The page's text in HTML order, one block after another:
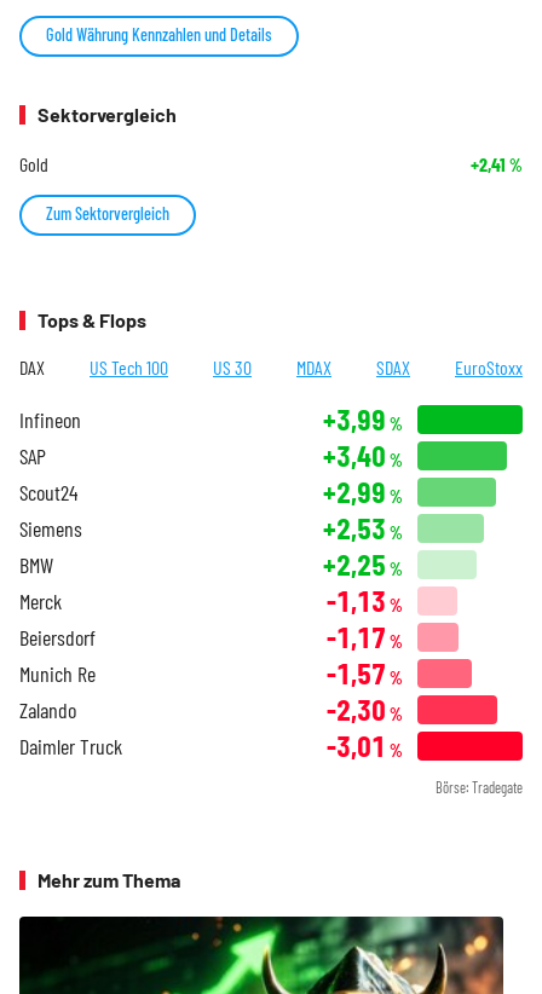
Gold Währung Kennzahlen und Details
Sektorvergleich
Gold +2,41 %
Zum Sektorvergleich
Tops & Flops
DAX US Tech 100 US 30 MDAX SDAX EuroStoxx
Infineon +3,99 %
SAP +3,40 %
Scout24 +2,99 %
Siemens +2,53 %
BMW +2,25 %
Merck -1,13 %
Beiersdorf -1,17 %
Munich Re -1,57 %
Zalando -2,30 %
Daimler Truck -3,01 %
Börse: Tradegate
Mehr zum Thema